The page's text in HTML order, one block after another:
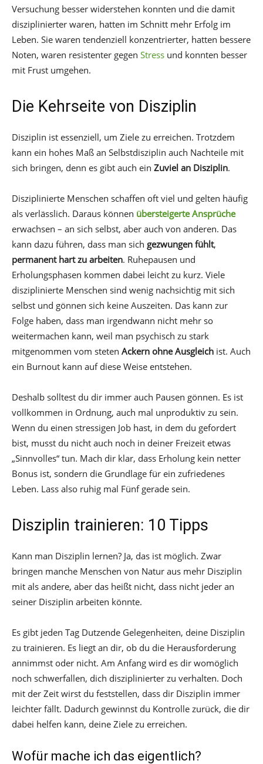
Versuchung besser widerstehen konnten und die damit
disziplinierter waren, hatten im Schnitt mehr Erfolg im
Leben. Sie waren tendenziell konzentrierter, hatten bessere
Noten, waren resistenter gegen Stress und konnten besser
mit Frust umgehen.
Die Kehrseite von Disziplin
Disziplin ist essenziell, um Ziele zu erreichen. Trotzdem
kann ein hohes Maß an Selbstdisziplin auch Nachteile mit
sich bringen, denn es gibt auch ein Zuviel an Disziplin.
Disziplinierte Menschen schaffen oft viel und gelten häufig
als verlässlich. Daraus können übersteigerte Ansprüche
erwachsen – an sich selbst, aber auch von anderen. Das
kann dazu führen, dass man sich gezwungen fühlt,
permanent hart zu arbeiten. Ruhepausen und
Erholungsphasen kommen dabei leicht zu kurz. Viele
disziplinierte Menschen sind wenig nachsichtig mit sich
selbst und gönnen sich keine Auszeiten. Das kann zur
Folge haben, dass man irgendwann nicht mehr so
weitermachen kann, weil man psychisch zu stark
mitgenommen vom steten Ackern ohne Ausgleich ist. Auch
ein Burnout kann auf diese Weise entstehen.
Deshalb solltest du dir immer auch Pausen gönnen. Es ist
vollkommen in Ordnung, auch mal unproduktiv zu sein.
Wenn du einen stressigen Job hast, in dem du gefordert
bist, musst du nicht auch noch in deiner Freizeit etwas
„Sinnvolles“ tun. Mach dir klar, dass Erholung kein netter
Bonus ist, sondern die Grundlage für ein zufriedenes
Leben. Lass also ruhig mal Fünf gerade sein.
Disziplin trainieren: 10 Tipps
Kann man Disziplin lernen? Ja, das ist möglich. Zwar
bringen manche Menschen von Natur aus mehr Disziplin
mit als andere, aber das heißt nicht, dass nicht jeder an
seiner Disziplin arbeiten könnte.
Es gibt jeden Tag Dutzende Gelegenheiten, deine Disziplin
zu trainieren. Es liegt an dir, ob du die Herausforderung
annimmst oder nicht. Am Anfang wird es dir womöglich
noch schwerfallen, dich disziplinierter zu verhalten. Doch
mit der Zeit wirst du feststellen, dass dir Disziplin immer
leichter fällt. Dadurch gewinnst du Kontrolle zurück, die dir
dabei helfen kann, deine Ziele zu erreichen.
Wofür mache ich das eigentlich?